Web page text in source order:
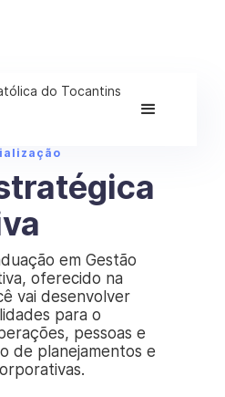
em Gestão
oferecido na
vai desenvolver
para o
pessoas e
de planejamentos e